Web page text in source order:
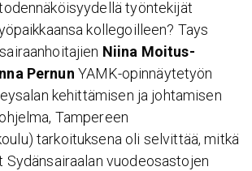
työntekijät
kollegoilleen? Tays
Niina Moitus-
Pernun YAMK-opinnäytetyön
kehittämisen ja johtamisen
Tampereen
tarkoituksena oli selvittää, mitkä
Sydänsairaalan vuodeosastojen